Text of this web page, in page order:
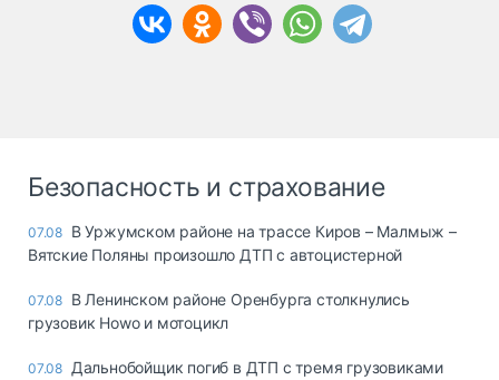
Безопасность и страхование
07.08 В Уржумском районе на трассе Киров – Малмыж –
Вятские Поляны произошло ДТП с автоцистерной
07.08 В Ленинском районе Оренбурга столкнулись
грузовик Howo и мотоцикл
07.08 Дальнобойщик погиб в ДТП с тремя грузовиками